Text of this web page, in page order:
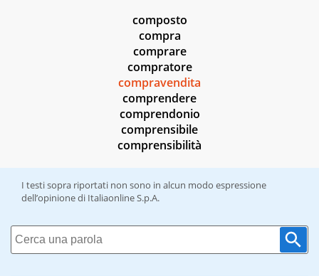
composto
compra
comprare
compratore
compravendita
comprendere
comprendonio
comprensibile
comprensibilità
I testi sopra riportati non sono in alcun modo espressione
dell’opinione di Italiaonline S.p.A.